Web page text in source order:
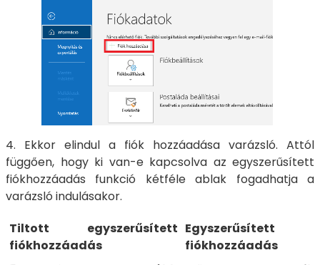
4. Ekkor elindul a fiók hozzáadása varázsló. Attól
függően, hogy ki van-e kapcsolva az egyszerűsített
fiókhozzáadás funkció kétféle ablak fogadhatja a
varázsló indulásakor.
Tiltott egyszerűsített
fiókhozzáadás
Egyszerűsített
fiókhozzáadás